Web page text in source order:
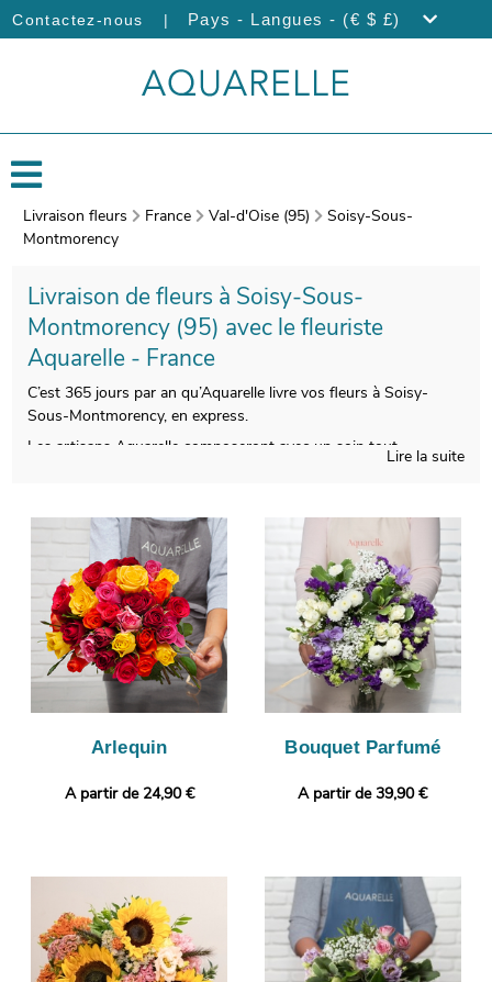
Contactez-nous | Pays - Langues - (€ $ £)
Livraison fleurs France Val-d'Oise (95)
Soisy-Sous-
Montmorency
Livraison de fleurs à Soisy-Sous-
Montmorency (95) avec le fleuriste
Aquarelle - France
C’est 365 jours par an qu’Aquarelle livre vos fleurs à Soisy-
Sous-Montmorency, en express.
Les artisans Aquarelle composeront avec un soin tout
vase de transport qui servira à sa protection, puis une photo
sera prise. Vous aurez ensuite l’opportunité de visualiser
l’aspect de votre bouquet, puisque nous vous enverrons cette
photo. Enfin, il sera livré en express à Soisy-Sous-
Montmorency. Vous voulez ajouter une touche qui vous
ressemble ? Sans frais supplémentaire, vous pourrez ajouter un
message ou une photo à votre commande.
Lire la suite
Arlequin
A partir de 24,90 €
Bouquet Parfumé
A partir de 39,90 €